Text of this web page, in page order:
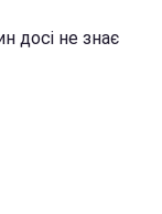
досі не знає